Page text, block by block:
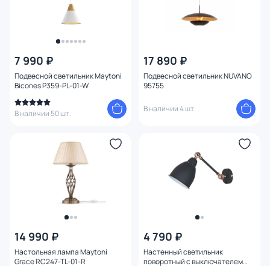
7 990 ₽
Подвесной светильник Maytoni
Bicones P359-PL-01-W
В наличии 50 шт.
17 890 ₽
Подвесной светильник NUVANO
95755
В наличии 4 шт.
14 990 ₽
Настольная лампа Maytoni
Grace RC247-TL-01-R
4 790 ₽
Настенный светильник
поворотный с выключателем